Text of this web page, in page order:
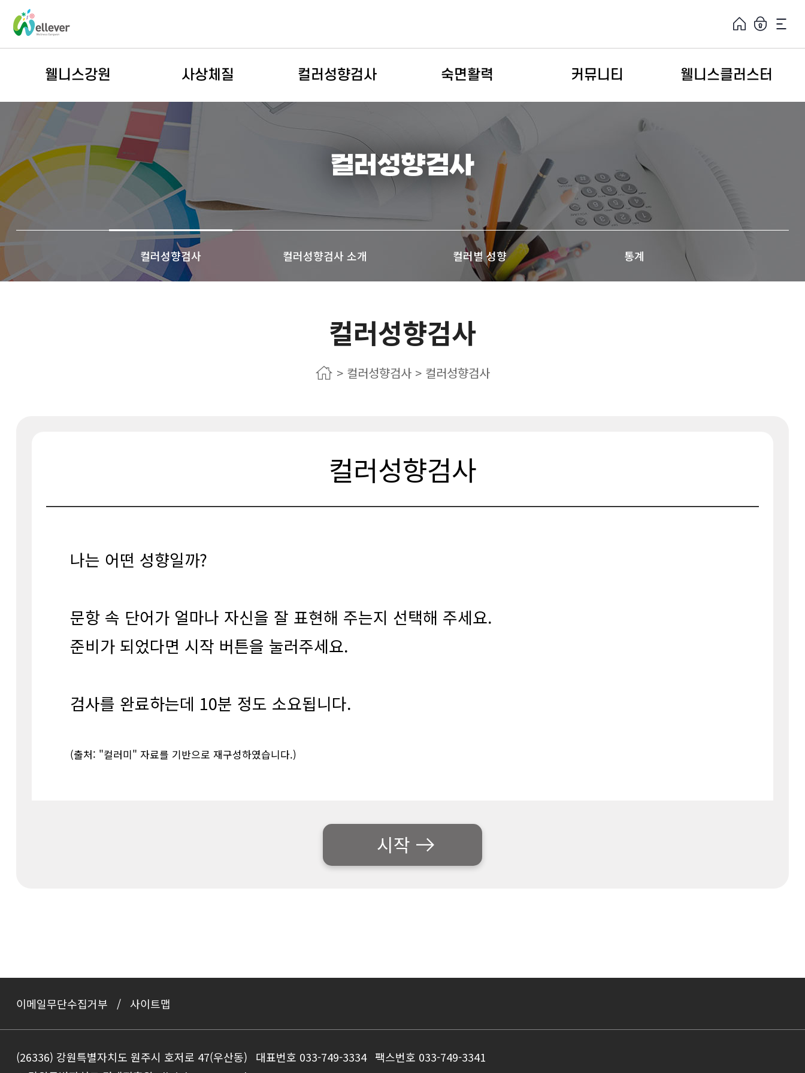
바
기
홈 로그인사이트
웰니스강원
행사캘린더
웰니스프로그램
사상체질
진단하기
사상체질 이해
체질별 추천시설
통계
컬러성향검사
컬러성향검사
컬러성향검사 소개
컬러별 성향
숙면활력
수면성향
숙면정보
숙면 여행지 정보
커뮤니티
웰니스페스타 2025
의료웰니스관광상품
웰니스제품
공지사항
웰니스 · 의료관광 공모
웰니스클러스터
전문인력지원
융복합 클러스터 디지털북
특집 캠페인
컬러성향검사
컬러성향검사 컬러성향검사 소개 컬러별 성향 통계
컬러성향검사
홈 > 컬러성향검사 > 컬러성향검사
컬러성향검사
나는 어떤 성향일까?
문항 속 단어가 얼마나 자신을 잘 표현해 주는지 선택해 주세요.
준비가 되었다면 시작 버튼을 눌러주세요.
검사를 완료하는데 10분 정도 소요됩니다.
(출처: "컬러미" 자료를 기반으로 재구성하였습니다.)
시작
이메일무단수집거부 사이트맵
(26336) 강원특별자치도 원주시 호저로 47(우산동) 대표번호 033-749-3334 팩스번호 033-749-3341